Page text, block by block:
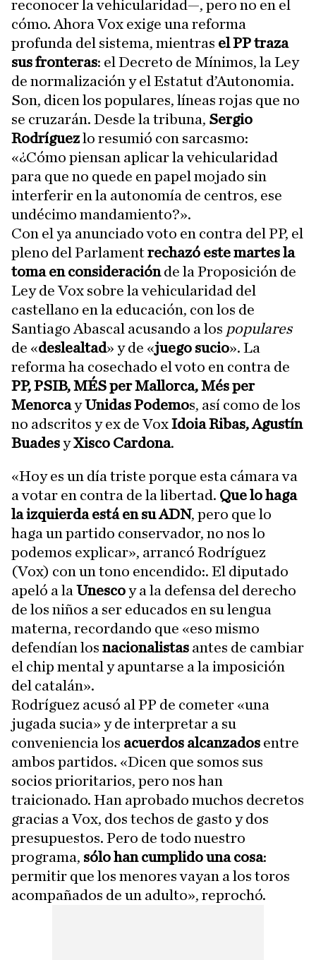
reconocer la vehicularidad—, pero no en el
cómo. Ahora Vox exige una reforma
profunda del sistema, mientras el PP traza
sus fronteras: el Decreto de Mínimos, la Ley
de normalización y el Estatut d’Autonomia.
Son, dicen los populares, líneas rojas que no
se cruzarán. Desde la tribuna, Sergio
Rodríguezlo resumió con sarcasmo:
«¿Cómo piensan aplicar la vehicularidad
para que no quede en papel mojado sin
interferir en la autonomía de centros, ese
undécimo mandamiento?».
Con el ya anunciado voto en contra del PP, el
pleno del Parlamentrechazó este martes la
toma en consideraciónde la Proposición de
Ley de Vox sobre la vehicularidad del
castellano en la educación, con los de
Santiago Abascal acusando a los populares
de «deslealtad» y de «juego sucio». La
reforma ha cosechado el voto en contra de
PP, PSIB, MÉS per Mallorca, Més per
MenorcayUnidas Podemos, así como de los
no adscritos y ex de VoxIdoia Ribas, Agustín
BuadesyXisco Cardona.
«Hoy es un día triste porque esta cámara va
a votar en contra de la libertad. Que lo haga
la izquierda está en su ADN, pero que lo
haga un partido conservador, no nos lo
podemos explicar», arrancó Rodríguez
(Vox) con un tono encendido:. El diputado
apeló a la Unescoy a la defensa del derecho
de los niños a ser educados en su lengua
materna, recordando que «eso mismo
defendían los nacionalistas antes de cambiar
el chip mental y apuntarse a la imposición
del catalán».
Rodríguez acusó al PP de cometer «una
jugada sucia» y de interpretar a su
conveniencia los acuerdos alcanzados entre
ambos partidos. «Dicen que somos sus
socios prioritarios, pero nos han
traicionado. Han aprobado muchos decretos
gracias a Vox, dos techos de gasto y dos
presupuestos. Pero de todo nuestro
programa, sólo han cumplido una cosa:
permitir que los menores vayan a los toros
acompañados de un adulto», reprochó.